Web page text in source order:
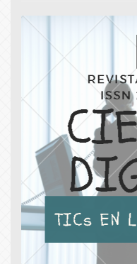
Article
Sidebar